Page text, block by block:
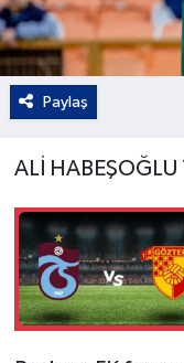
Paylaş
ALİ HABEŞOĞLU